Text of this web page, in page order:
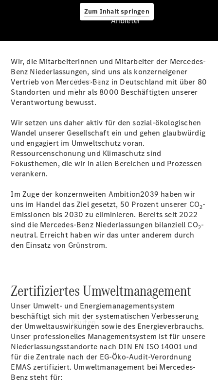
Zum Inhalt springen
Anbieter
Übersicht
Startseite
Servicetermin
vereinbaren
Tel: +49
9161 88870
Kaufen
Anbieter
Wir, die Mitarbeiterinnen und Mitarbeiter der Mercedes-
Benz Niederlassungen, sind uns als konzerneigener
Vertrieb von Mercedes-Benz in Deutschland mit über 80
Standorten und mehr als 8000 Beschäftigten unserer
Verantwortung bewusst.
Wir setzen uns daher aktiv für den sozial-ökologischen
Wandel unserer Gesellschaft ein und gehen glaubwürdig
und engagiert im Umweltschutz voran.
Ressourcenschonung und Klimaschutz sind
Fokusthemen, die wir in allen Bereichen und Prozessen
verankern.
Im Zuge der konzernweiten Ambition2039 haben wir
uns im Handel das Ziel gesetzt, 50 Prozent unserer CO2-
Emissionen bis 2030 zu eliminieren. Bereits seit 2022
sind die Mercedes-Benz Niederlassungen bilanziell CO2-
neutral. Erreicht haben wir das unter anderem durch
den Einsatz von Grünstrom.
Zertifiziertes Umweltmanagement
Unser Umwelt- und Energiemanagementsystem
beschäftigt sich mit der systematischen Verbesserung
der Umweltauswirkungen sowie des Energieverbrauchs.
Unser professionelles Managementsystem ist für unsere
Niederlassungsstandorte nach DIN EN ISO 14001 und
für die Zentrale nach der EG-Öko-Audit-Verordnung
EMAS zertifiziert. Umweltmanagement bei Mercedes-
Benz steht für: